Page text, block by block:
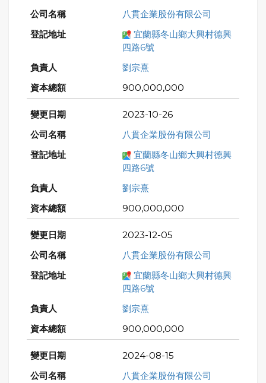
八貫企業股份有限公司
宜蘭縣冬山鄉大興村德興
四路6號
劉宗熹
900,000,000
2023-10-26
八貫企業股份有限公司
宜蘭縣冬山鄉大興村德興
四路6號
劉宗熹
900,000,000
2023-12-05
八貫企業股份有限公司
宜蘭縣冬山鄉大興村德興
四路6號
劉宗熹
900,000,000
2024-08-15
八貫企業股份有限公司